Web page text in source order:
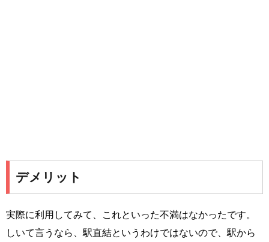
デメリット
実際に利用してみて、これといった不満はなかったです。
しいて言うなら、駅直結というわけではないので、駅から